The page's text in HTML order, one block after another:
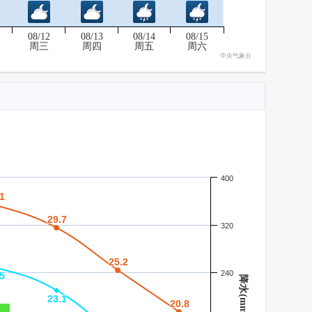
08/12
周三
08/13
周四
08/14
周五
08/15
周六
中央气象台
降水(mm)
29.7
29.7
25.2
25.2
20.8
20.8
23.1
23.1
240
320
400